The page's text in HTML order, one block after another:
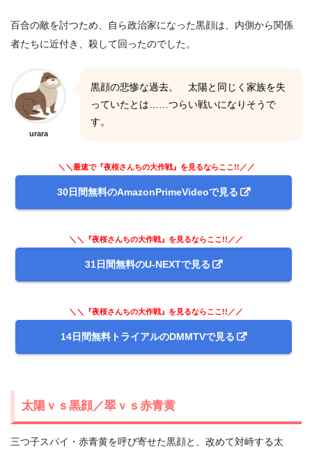
百合の敵を討つため、自ら政治家になった黒顔は、内側から関係
者たちに近付き、殺して回ったのでした。
urara
黒顔の悲惨な過去。 太陽と同じく家族を失
っていたとは……つらい戦いになりそうで
す。
＼＼最速で『夜桜さんちの大作戦』を見るならここ!!／／
30日間無料のAmazonPrimeVideoで見る
＼＼『夜桜さんちの大作戦』を見るならここ!!／／
31日間無料のU-NEXTで見る
＼＼『夜桜さんちの大作戦』を見るならここ!!／／
14日間無料トライアルのDMMTVで見る
太陽ｖｓ黒顔／翠ｖｓ赤青黄
三つ子スパイ・赤青黄を呼び寄せた黒顔と、改めて対峙する太